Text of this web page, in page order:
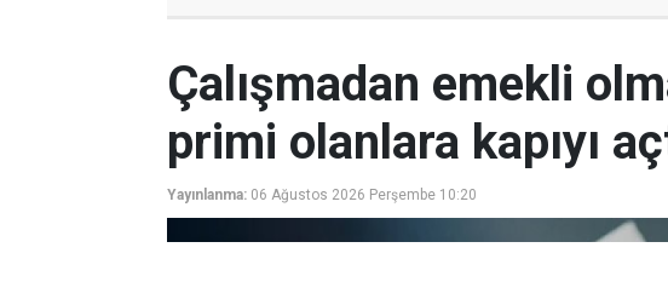
Çalışmadan emekli
primi olanlara kapıyı
Yayınlanma: 06 Ağustos 2026 Perşembe 10:20